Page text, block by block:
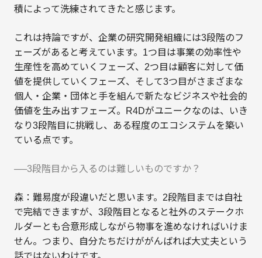
積によって洗練されてきたと感じます。
これは持論ですが、企業の研究開発組織には3段階のフ
ェーズがあると考えています。1つ目は事業の効率性や
生産性を高めていくフェーズ、2つ目は顧客に対して価
値を提供していくフェーズ、そして3つ目がさまざまな
個人・企業・団体と手を組んで新たなビジネスや社会的
価値を生み出すフェーズ。R4Dがユニークなのは、いき
なり3段階目に挑戦し、ある程度のエコシステムを築い
ている点です。
──3段階目から入るのは難しいものですか？
森：難易度が段違いだと思います。2段階目までは自社
で完結できますが、3段階目となると社外のステークホ
ルダーとも合意形成しながら物事を進めなければいけま
せん。つまり、自分たちだけががんばれば大丈夫という
話ではないわけです。